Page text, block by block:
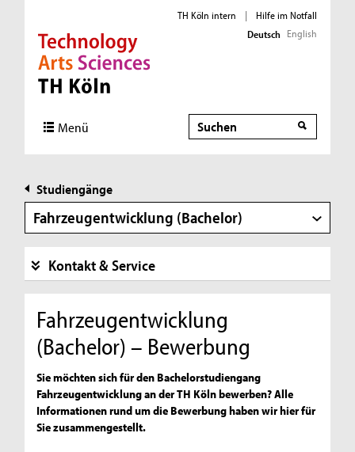
Direkt zur Hauptnavigation
Direkt zur Subnavigation
Direkt zum Inhalt
Direkt zum Fußbereich
TH Köln intern |
Hilfe im Notfall
Deutsch English
Menü Suche
Studiengänge
Fahrzeugentwicklung (Bachelor)
Kontakt & Service
Fahrzeugentwicklung
(Bachelor) – Bewerbung
Sie möchten sich für den Bachelorstudiengang
Fahrzeugentwicklung an der TH Köln bewerben? Alle
Informationen rund um die Bewerbung haben wir hier für
Sie zusammengestellt.